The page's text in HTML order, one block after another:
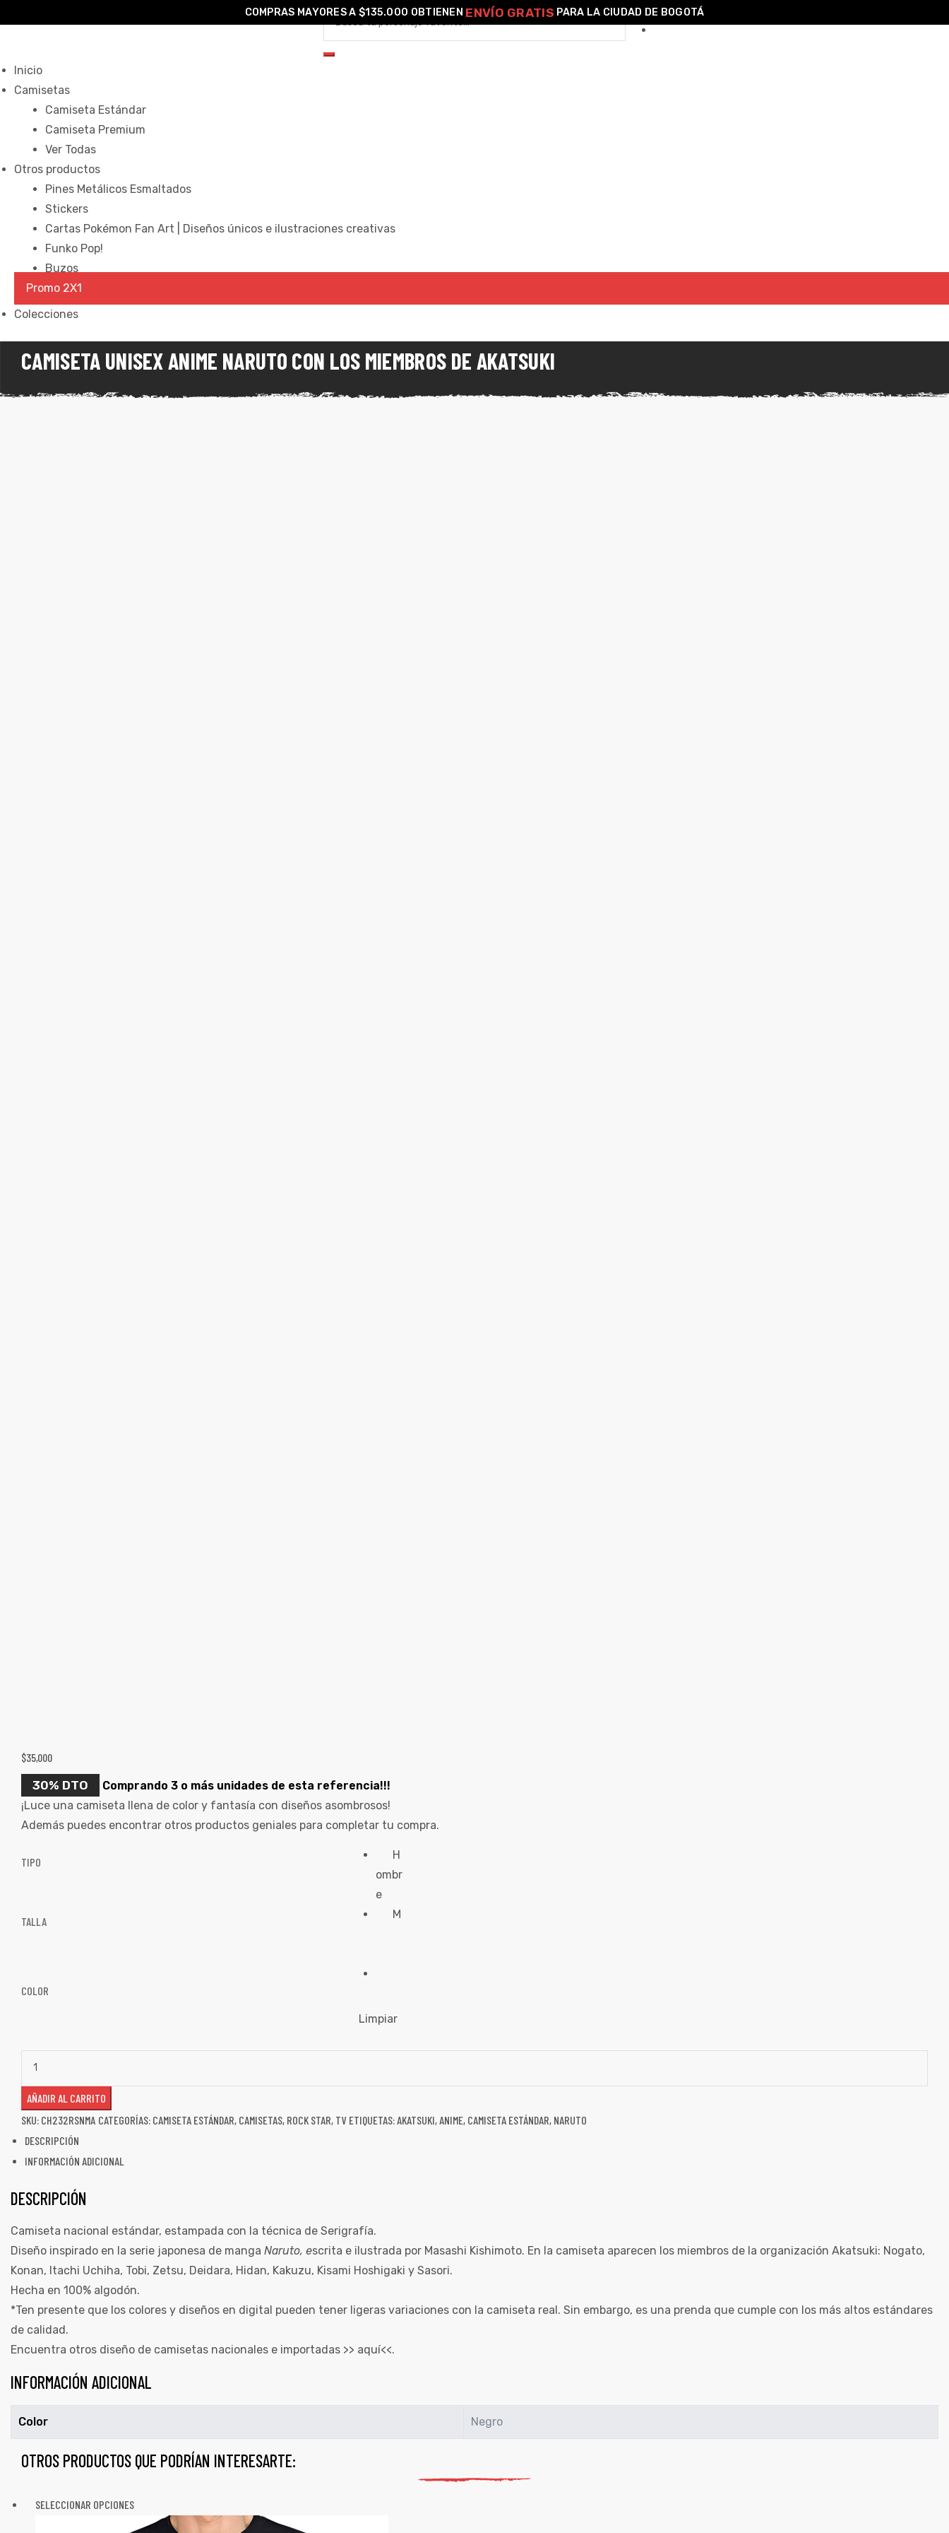
COMPRAS MAYORES A $135.000 OBTIENEN ENVÍO GRATIS PARA LA CIUDAD DE BOGOTÁ
Carrito 0
Inicio
Camisetas
Camiseta Estándar
Camiseta Premium
Ver Todas
Otros productos
Pines Metálicos Esmaltados
Stickers
Cartas Pokémon Fan Art | Diseños únicos e ilustraciones creativas
Funko Pop!
Buzos
Promo 2X1
Colecciones
CAMISETA UNISEX ANIME NARUTO CON LOS MIEMBROS DE AKATSUKI
$35,000
30% DTO
Comprando 3 o más unidades de esta referencia!!!
¡Luce una camiseta llena de color y fantasía con diseños asombrosos!
Además puedes encontrar otros productos geniales para completar tu compra.
TIPO
H
ombr
e
TALLA
M
COLOR
Limpiar
AÑADIR AL CARRITO
SKU: CH232RSNMA CATEGORÍAS: CAMISETA ESTÁNDAR, CAMISETAS, ROCK STAR, TV ETIQUETAS:AKATSUKI,ANIME, CAMISETA ESTÁNDAR, NARUTO
DESCRIPCIÓN
INFORMACIÓN ADICIONAL
DESCRIPCIÓN
Camiseta nacional estándar, estampada con la técnica de Serigrafía.
Diseño inspirado en la serie japonesa de manga Naruto, escrita e ilustrada por Masashi Kishimoto. En la camiseta aparecen los miembros de la organización Akatsuki: Nogato,
Konan, Itachi Uchiha, Tobi, Zetsu, Deidara, Hidan, Kakuzu, Kisami Hoshigaki y Sasori.
Hecha en 100% algodón.
*Ten presente que los colores y diseños en digital pueden tener ligeras variaciones con la camiseta real. Sin embargo, es una prenda que cumple con los más altos estándares
de calidad.
Encuentra otros diseño de camisetas nacionales e importadas >> aquí<<.
INFORMACIÓN ADICIONAL
Color Negro
OTROS PRODUCTOS QUE PODRÍAN INTERESARTE:
SELECCIONAR OPCIONES